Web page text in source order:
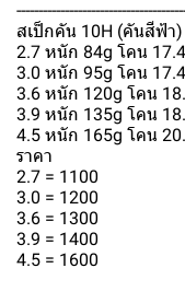
สเป็กคัน 10H (คันสีฟ้า)
2.7 หนัก 84g โคน
3.0 หนัก 95g โคน
3.6 หนัก 120g โคน
3.9 หนัก 135g โคน
4.5 หนัก 165g โคน
ราคา
2.7 = 1100
3.0 = 1200
3.6 = 1300
3.9 = 1400
4.5 = 1600